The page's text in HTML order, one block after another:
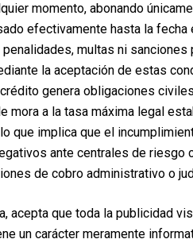
al movilizarse,
mareos, consuma un
gas y en poca cantidad. Si lo
blandas.
la prescripción médica. No
por su médico.
médico lo autorice.
equimosis (morados).
se baña o utiliza los
sanitarios con la
momento, abonando
efectivamente hasta la
penalidades, multas ni
la aceptación de estas
genera obligaciones
mora a la tasa máxima legal
que implica que el
ante centrales de riesgo
de cobro administrativo o
acepta que toda la publicidad
un carácter meramente